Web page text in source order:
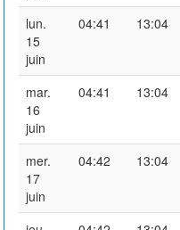
lun.
15
juin
04:41 13:04
mar.
16
juin
04:41 13:04
mer.
17
juin
04:42 13:04